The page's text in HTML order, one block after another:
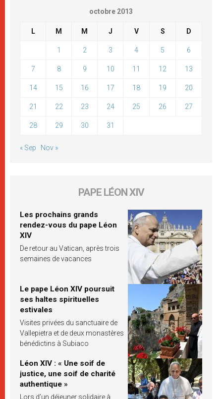
octobre 2013
L M M J V S D
1 2 3 4 5 6
7 8 9 10 11 12 13
14 15 16 17 18 19 20
21 22 23 24 25 26 27
28 29 30 31
« Sep Nov »
PAPE LÉON XIV
Les prochains grands
rendez-vous du pape Léon
XIV
De retour au Vatican, après trois
semaines de vacances
Le pape Léon XIV poursuit
ses haltes spirituelles
estivales
Visites privées du sanctuaire de
Vallepietra et de deux monastères
bénédictins à Subiaco
Léon XIV : « Une soif de
justice, une soif de charité
authentique »
Lors d’un déjeuner solidaire à